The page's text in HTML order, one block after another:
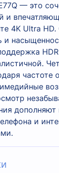
— это
и
4K Ultra HD.
и
HDR
частоте
дополняют
и